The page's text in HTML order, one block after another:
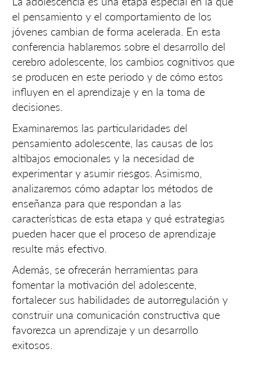
el pensamiento y el comportamiento de los
jóvenes cambian de forma acelerada. En esta
conferencia hablaremos sobre el desarrollo del
cerebro adolescente, los cambios cognitivos que
se producen en este periodo y de cómo estos
influyen en el aprendizaje y en la toma de
decisiones.
Examinaremos las particularidades del
pensamiento adolescente, las causas de los
altibajos emocionales y la necesidad de
experimentar y asumir riesgos. Asimismo,
analizaremos cómo adaptar los métodos de
enseñanza para que respondan a las
características de esta etapa y qué estrategias
pueden hacer que el proceso de aprendizaje
resulte más efectivo.
Además, se ofrecerán herramientas para
fomentar la motivación del adolescente,
fortalecer sus habilidades de autorregulación y
construir una comunicación constructiva que
favorezca un aprendizaje y un desarrollo
exitosos.